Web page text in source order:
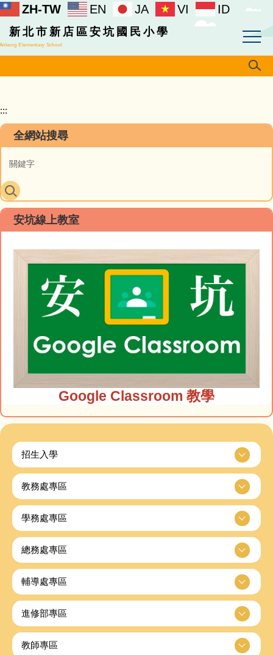
跳
主
要
容
ZH-TW EN JA VI ID
新北市新店區安坑國民小學
Elementary School
:::
全網站搜尋
安坑線上教室
Google Classroom 教學
招生入學
教務處專區
學務處專區
總務處專區
輔導處專區
進修部專區
教師專區